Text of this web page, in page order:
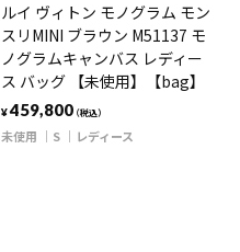
ルイ ヴィトン モノグラム モン
スリMINI ブラウン M51137 モ
ノグラムキャンバス レディー
ス バッグ 【未使用】【bag】
¥459,800（税込）
未使用 S レディース